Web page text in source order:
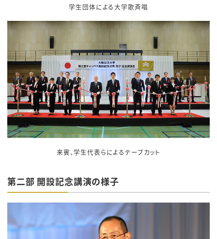
学生団体による大学歌斉唱
来賓、学生代表らによるテープカット
第二部 開設記念講演の様子